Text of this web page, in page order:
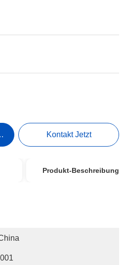
Kontakt Jetzt
Produkt-Beschreibung